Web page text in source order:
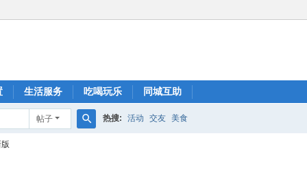
生活服务 吃喝玩乐 同城互助
帖子 热搜: 活动 交友 美食